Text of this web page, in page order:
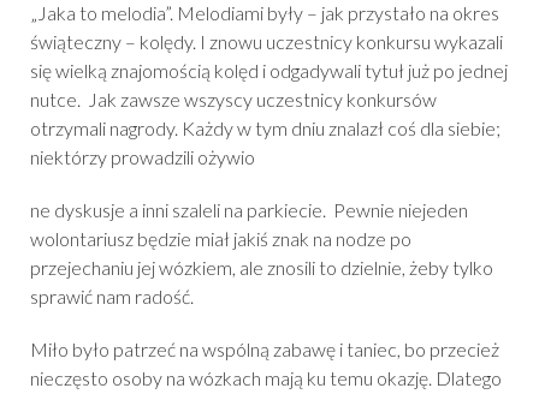
„Jaka to melodia”. Melodiami były – jak przystało na okres
świąteczny – kolędy. I znowu uczestnicy konkursu wykazali
się wielką znajomością kolęd i odgadywali tytuł już po jednej
nutce. Jak zawsze wszyscy uczestnicy konkursów
otrzymali nagrody. Każdy w tym dniu znalazł coś dla siebie;
niektórzy prowadzili ożywio
ne dyskusje a inni szaleli na parkiecie. Pewnie niejeden
wolontariusz będzie miał jakiś znak na nodze po
przejechaniu jej wózkiem, ale znosili to dzielnie, żeby tylko
sprawić nam radość.
Miło było patrzeć na wspólną zabawę i taniec, bo przecież
nieczęsto osoby na wózkach mają ku temu okazję. Dlatego